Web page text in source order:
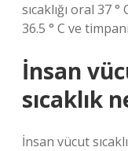
sıcaklığı oral 37
36.5 ° C ve
İnsan
sıcaklık
İnsan vücut